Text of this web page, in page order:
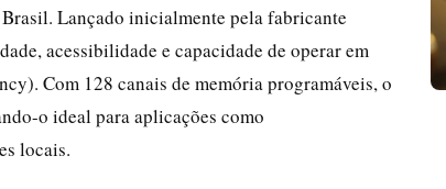
Lançado inicialmente pela fabricante
acessibilidade e capacidade de operar em
Com 128 canais de memória programáveis, o
o ideal para aplicações como
locais.